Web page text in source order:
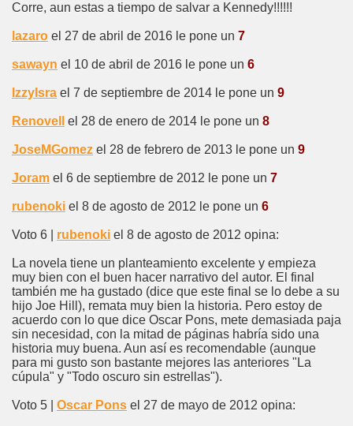
Corre, aun estas a tiempo de salvar a Kennedy!!!!!!
lazaro el 27 de abril de 2016 le pone un 7
sawayn el 10 de abril de 2016 le pone un 6
IzzyIsra el 7 de septiembre de 2014 le pone un 9
Renovell el 28 de enero de 2014 le pone un 8
JoseMGomez el 28 de febrero de 2013 le pone un 9
Joram el 6 de septiembre de 2012 le pone un 7
rubenoki el 8 de agosto de 2012 le pone un 6
Voto 6 | rubenoki el 8 de agosto de 2012 opina:
La novela tiene un planteamiento excelente y empieza
muy bien con el buen hacer narrativo del autor. El final
también me ha gustado (dice que este final se lo debe a su
hijo Joe Hill), remata muy bien la historia. Pero estoy de
acuerdo con lo que dice Oscar Pons, mete demasiada paja
sin necesidad, con la mitad de páginas habría sido una
historia muy buena. Aun así es recomendable (aunque
para mi gusto son bastante mejores las anteriores "La
cúpula" y "Todo oscuro sin estrellas").
Voto 5 | Oscar Pons el 27 de mayo de 2012 opina: